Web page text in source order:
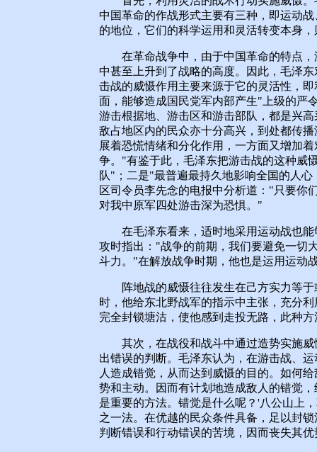
中国革命的作战形式主要有三种，即运动
的地位，它们的科学运用和灵活转变本身
在革命战争中，由于中国革命的特点，
中甚至上升到了战略的高度。因此，毛泽
击战的威慑作用主要来源于它的灵活性，
面，能够造成国民党军内部产生"上级的严
游击根据地、游击区和游击部队，都是兴
敌占地区内的民众亦十分高兴，到处都传
展着恐慌情绪和分化作用，一方面又增加
争。"有鉴于此，毛泽东把游击战的这种威
队"；二是"最普遍最持久地影响全国的人
区司令员李先念的电报中分析道："只要你
对我中原军四处游击深为恐惧。"
在毛泽东看来，适时地采用运动战也能
攻时指出："战争的前期，我们要避免一切
斗力。"在解放战争时期，他也是运用运动
阵地战的威慑往往发生在己方实力等于
时，他给东北野战军的指示中主张，充分
完全封锁塘沽，使他感到走投无路，此种
其次，在战役和战斗中通过造势实施威
出错误的判断。毛泽东认为，在游击战、
人造成错觉，从而达到威慑的目的。如何
势和主动。因而有计划地造成敌人的错觉
是重要的方法。错觉是什么呢？'八公山上
之一法。在优越的民众条件具备，足以封
判断错误和行动错误的苦境，因而丧失其